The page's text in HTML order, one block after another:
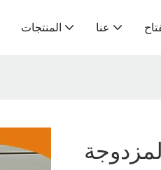
المنتجات عنا